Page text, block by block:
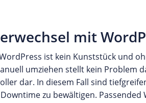
mit
ist kein Kunststück und
umziehen stellt kein Problem
dar. In diesem Fall sind
zu bewältigen.